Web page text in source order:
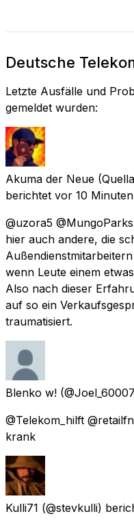
Deutsche
Letzte Ausfälle und
gemeldet wurden:
Akuma der Neue
berichtet vor 10 Minuten
@uzora5
hier auch andere, die
wenn Leute einem
Also nach dieser
auf so ein
traumatisiert.
Blenko w!
@Telekom_hilft
krank
Kulli71 (@stevkulli)